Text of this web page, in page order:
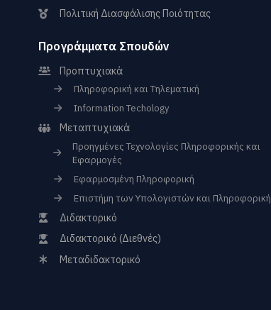
Πολιτική Διασφάλισης Ποιότητας
Προγράμματα Σπουδών
Προπτυχιακά
Πληροφορική και Τηλεματική
Information Techology
Μεταπτυχιακά
Προηγμένες Τεχνολογίες Πληροφορικής και
Εφαρμογές
Εφαρμοσμένη Πληροφορική
Επιστήμη των Υπολογιστών και Πληροφορική
Διδακτορικό
Διδακτορικό (Διεθνές)
Μεταδιδακτορικό